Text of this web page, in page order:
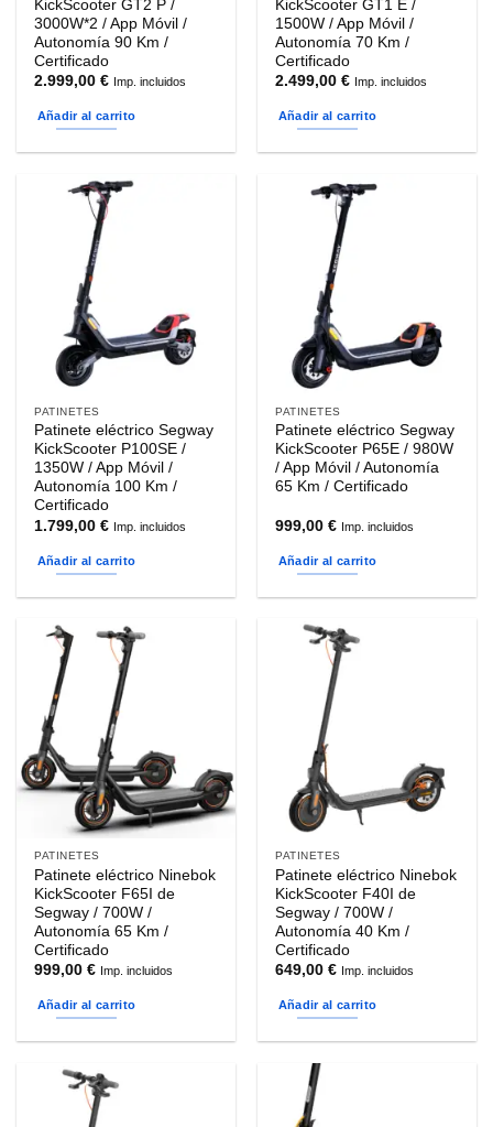
KickScooter GT2 P /
3000W*2 / App Móvil /
Autonomía 90 Km /
Certificado
2.999,00€ Imp. incluidos
Añadir al carrito
KickScooter GT1 E /
1500W / App Móvil /
Autonomía 70 Km /
Certificado
2.499,00€ Imp. incluidos
Añadir al carrito
PATINETES
Patinete eléctrico Segway
KickScooter P100SE /
1350W / App Móvil /
Autonomía 100 Km /
Certificado
1.799,00€ Imp. incluidos
Añadir al carrito
PATINETES
Patinete eléctrico Segway
KickScooter P65E / 980W
/ App Móvil / Autonomía
65 Km / Certificado
999,00€ Imp. incluidos
Añadir al carrito
PATINETES
Patinete eléctrico Ninebok
KickScooter F65I de
Segway / 700W /
Autonomía 65 Km /
Certificado
999,00€ Imp. incluidos
Añadir al carrito
PATINETES
Patinete eléctrico Ninebok
KickScooter F40I de
Segway / 700W /
Autonomía 40 Km /
Certificado
649,00€ Imp. incluidos
Añadir al carrito